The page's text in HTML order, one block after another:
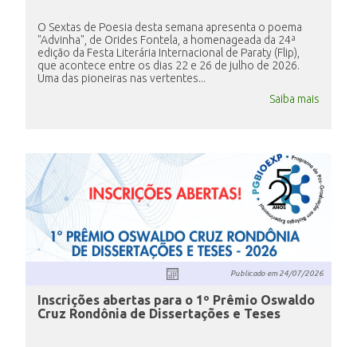
O Sextas de Poesia desta semana apresenta o poema
"Advinha", de Orides Fontela, a homenageada da 24ª
edição da Festa Literária Internacional de Paraty (Flip),
que acontece entre os dias 22 e 26 de julho de 2026.
Uma das pioneiras nas vertentes...
Saiba mais
Publicado em24/07/2026
Inscrições abertas para o 1º Prêmio Oswaldo
Cruz Rondônia de Dissertações e Teses